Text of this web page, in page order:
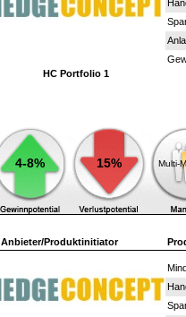
HC Portfolio 1
4-8% 15% Multi-
Anbieter/Produktinitiator